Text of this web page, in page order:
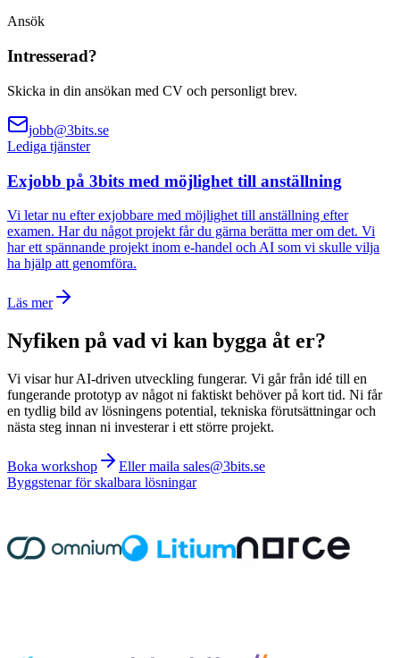
Ansök
Intresserad?
Skicka in din ansökan med CV och personligt brev.
jobb@3bits.se
Lediga tjänster
Exjobb på 3bits med möjlighet till anställning
Vi letar nu efter exjobbare med möjlighet till anställning efter
examen. Har du något projekt får du gärna berätta mer om det. Vi
har ett spännande projekt inom e-handel och AI som vi skulle vilja
ha hjälp att genomföra.
Läs mer
Nyfiken på vad vi kan bygga åt er?
Vi visar hur AI-driven utveckling fungerar. Vi går från idé till en
fungerande prototyp av något ni faktiskt behöver på kort tid. Ni får
en tydlig bild av lösningens potential, tekniska förutsättningar och
nästa steg innan ni investerar i ett större projekt.
Boka workshop
Eller maila sales@3bits.se
Byggstenar för skalbara lösningar